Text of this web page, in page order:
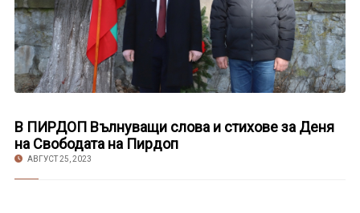
В ПИРДОП Вълнуващи слова и стихове за Деня
на Свободата на Пирдоп
АВГУСТ 25, 2023